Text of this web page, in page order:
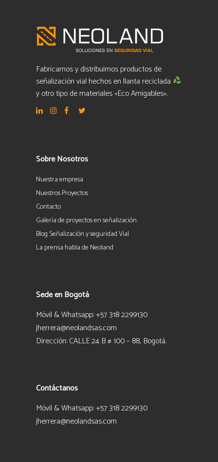
Fabricamos y distribuimos productos de
señalización vial hechos en llanta reciclada
y otro tipo de materiales «Eco Amigables».
Sobre Nosotros
Nuestra empresa
Nuestros Proyectos
Contacto
Galería de proyectos en señalización
Blog Señalización y seguridad Vial
La prensa habla de Neoland
Sede en Bogotá
Móvil & Whatsapp: +57 318 2299130
jherrera@neolandsas.com
Dirección: CALLE 24 B # 100 – 88, Bogotá.
Contáctanos
Móvil & Whatsapp: +57 318 2299130
jherrera@neolandsas.com